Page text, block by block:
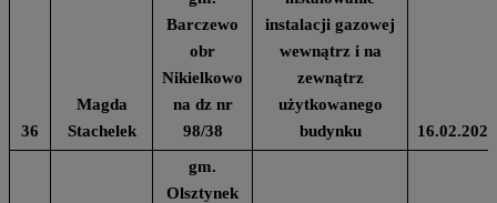
36
Magda
Stachelek
Barczewo
obr
Nikielkowo
na dz nr
98/38
instalacji gazowej
wewnątrz i na
zewnątrz
użytkowanego
budynku
16.02.2024
gm.
Olsztynek